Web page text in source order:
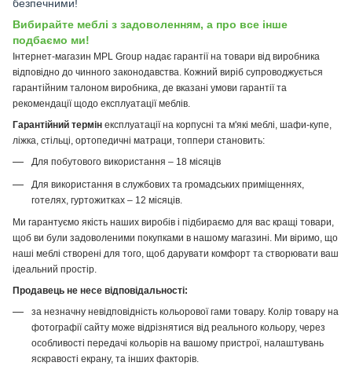
безпечними!
Вибирайте меблі з задоволенням, а про все інше
подбаємо ми!
Інтернет-магазин MPL Group надає гарантії на товари від виробника
відповідно до чинного законодавства. Кожний виріб супроводжується
гарантійним талоном виробника, де вказані умови гарантії та
рекомендації щодо експлуатації меблів.
Гарантійний термін експлуатації на корпусні та м'які меблі, шафи-купе,
ліжка, стільці, ортопедичні матраци, топпери становить:
Для побутового використання – 18 місяців
Для використання в службових та громадських приміщеннях,
готелях, гуртожитках – 12 місяців.
Ми гарантуємо якість наших виробів і підбираємо для вас кращі товари,
щоб ви були задоволеними покупками в нашому магазині. Ми віримо, що
наші меблі створені для того, щоб дарувати комфорт та створювати ваш
ідеальний простір.
Продавець не несе відповідальності:
за незначну невідповідність кольорової гами товару. Колір товару на
фотографії сайту може відрізнятися від реального кольору, через
особливості передачі кольорів на вашому пристрої, налаштувань
яскравості екрану, та інших факторів.